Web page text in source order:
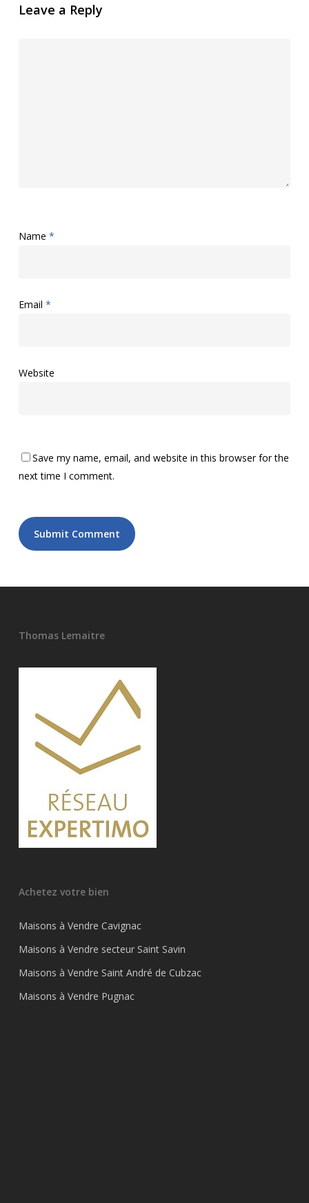
Leave a Reply
Name *
Email *
Website
Save my name, email, and website in this browser for the
next time I comment.
Thomas Lemaitre
Achetez votre bien
Maisons à Vendre Cavignac
Maisons à Vendre secteur Saint Savin
Maisons à Vendre Saint André de Cubzac
Maisons à Vendre Pugnac